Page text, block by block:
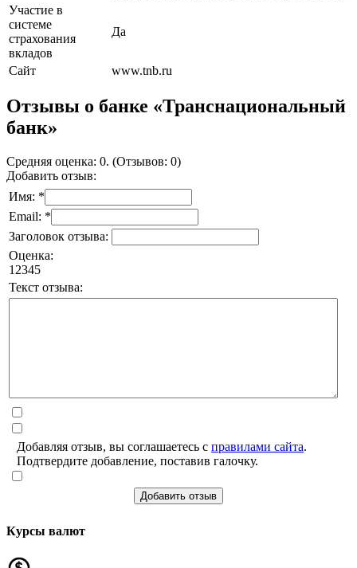
Участие в
системе
страхования
вкладов
Да
Сайт www.tnb.ru
Отзывы о банке «Транснациональный
банк»
Средняя оценка: 0. (Отзывов: 0)
Добавить отзыв:
Имя: *
Email: *
Заголовок отзыва:
Оценка:
1 2345
Текст отзыва:
Добавляя отзыв, вы соглашаетесь с правилами сайта.
Подтвердите добавление, поставив галочку.
Добавить отзыв
Курсы валют